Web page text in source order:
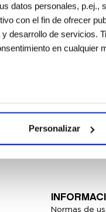
datos personales, p.ej.,
con el fin de ofrecer
desarrollo de servicios.
en cualquier
que puede
sus datos personales y
el uso que haga del
con otra información
Personalizar
Normas de